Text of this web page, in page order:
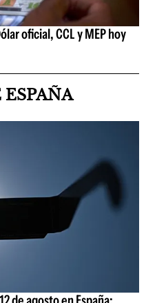
oficial, CCL y MEP hoy